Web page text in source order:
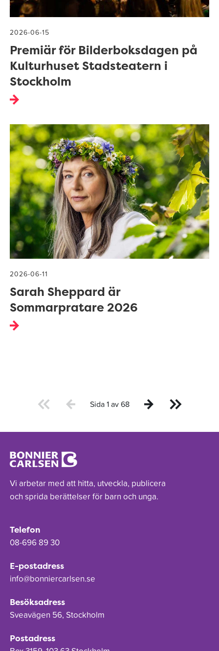
2026-06-15
Premiär för Bilderboksdagen på
Kulturhuset Stadsteatern i
Stockholm
2026-06-11
Sarah Sheppard är
Sommarpratare 2026
Sida 1 av 68
Vi arbetar med att hitta, utveckla, publicera
och sprida berättelser för barn och unga.
Telefon
08-696 89 30
E-postadress
info@bonniercarlsen.se
Besöksadress
Sveavägen 56, Stockholm
Postadress